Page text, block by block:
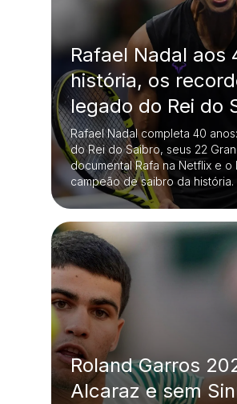
Rafael Nadal aos
história, os
legado do Rei do
Rafael Nadal completa 40
do Rei do Saibro, seus 22
documental Rafa na Netflix e
campeão de saibro da história.
Roland Garros
Alcaraz e sem